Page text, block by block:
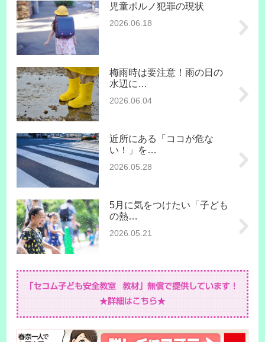
児童ポルノ犯罪の現状
2026.06.18
梅雨時は要注意！雨の日の
水辺に…
2026.06.04
近所にある「ココが危な
い！」を…
2026.05.28
5月に気をつけたい「子ども
の熱…
2026.05.21